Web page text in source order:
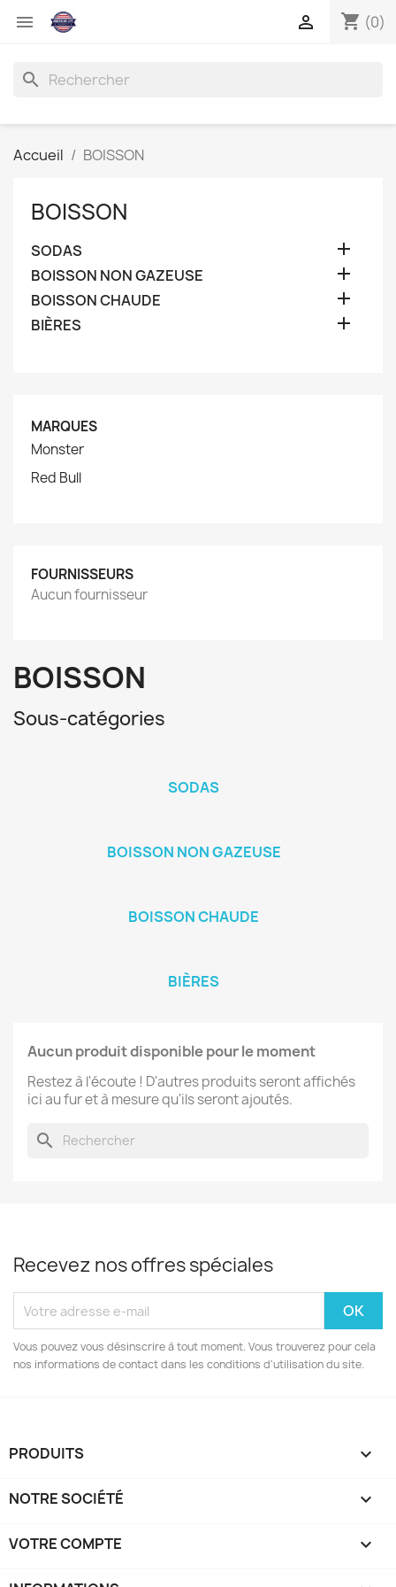
 shopping_cart (0)

search
Accueil BOISSON
BOISSON
SODAS 
BOISSON NON GAZEUSE 
BOISSON CHAUDE 
BIÈRES 
MARQUES
Monster
Red Bull
FOURNISSEURS
Aucun fournisseur
BOISSON
Sous-catégories
SODAS
BOISSON NON GAZEUSE
BOISSON CHAUDE
BIÈRES
Aucun produit disponible pour le moment
Restez à l'écoute ! D'autres produits seront affichés
ici au fur et à mesure qu'ils seront ajoutés.
search
Recevez nos offres spéciales
Vous pouvez vous désinscrire à tout moment. Vous trouverez pour cela
nos informations de contact dans les conditions d'utilisation du site.
PRODUITS 
NOTRE SOCIÉTÉ 
VOTRE COMPTE 